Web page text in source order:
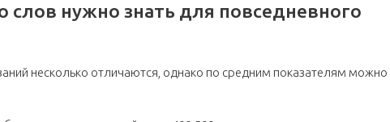
слов нужно знать для повседневного
несколько отличаются, однако по средним показателям можно